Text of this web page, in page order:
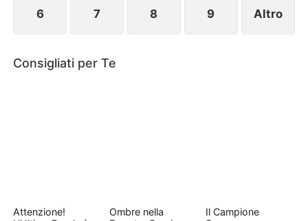
6 7 8 9 Altro
Consigliati per Te
Attenzione!
Ombre nella
Il Campione